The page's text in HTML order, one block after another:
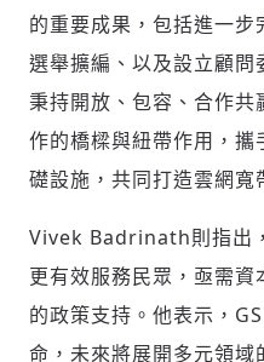
的重要成果，包括進一
選舉擴編、以及設立顧
秉持開放、包容、合作
作的橋樑與紐帶作用，
礎設施，共同打造雲網寬
Vivek Badrinath則指出
更有效服務民眾，亟需
的政策支持。他表示，
命，未來將展開多元領